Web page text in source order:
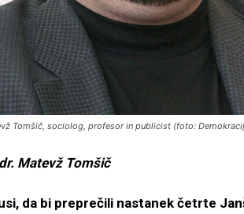
Tomšič, sociolog, profesor in publicist (foto:
dr. Matevž Tomšič
da bi preprečili nastanek četrte